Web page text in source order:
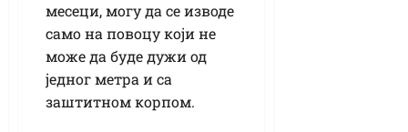
месеци, могу да се изводе
само на повоцу који не
може да буде дужи од
једног метра и са
заштитном корпом.